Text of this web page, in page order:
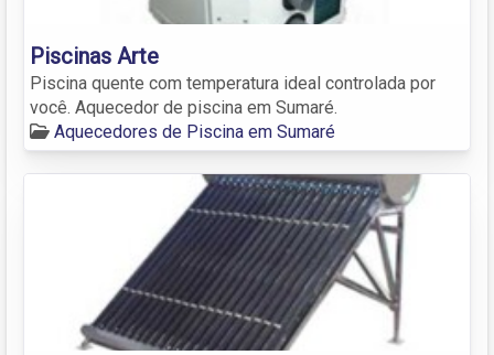
Piscinas Arte
Piscina quente com temperatura ideal controlada por
você. Aquecedor de piscina em Sumaré.
Aquecedores de Piscina em Sumaré